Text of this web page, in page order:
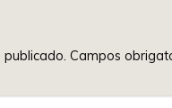
Campos